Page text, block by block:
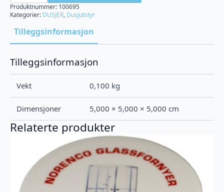
antall
Produktnummer: 100695
Kategorier: DUSJER, Dusjutstyr
Tilleggsinformasjon
Tilleggsinformasjon
Vekt 0,100 kg
Dimensjoner 5,000 × 5,000 × 5,000 cm
Relaterte produkter